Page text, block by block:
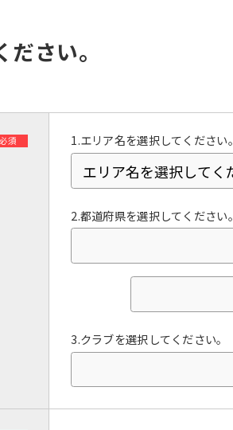
さい。
必須 1.エリア名を選択してください。
2.都道府県を選択してください。
3.クラブを選択してください。
translation service, the Japanese
version of this website will be
fully understand this before using
the service.
Automatic translation start